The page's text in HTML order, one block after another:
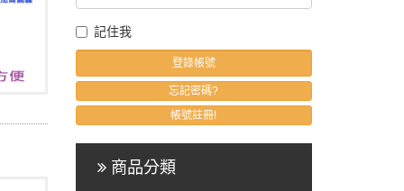
記住我
忘記密碼?
帳號註冊!
商品分類